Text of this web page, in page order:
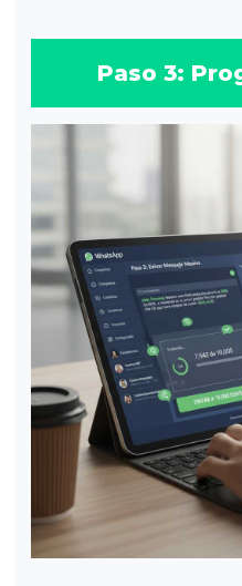
Paso 3: